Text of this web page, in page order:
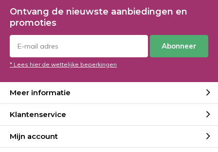
Ontvang de nieuwste aanbiedingen en
promoties
Abonneer
* Lees hier de wettelijke beperkingen
Meer informatie
Klantenservice
Mijn account